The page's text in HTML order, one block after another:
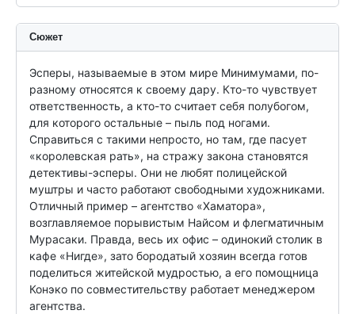
Сюжет
Эсперы, называемые в этом мире Минимумами, по-
разному относятся к своему дару. Кто-то чувствует
ответственность, а кто-то считает себя полубогом,
для которого остальные – пыль под ногами.
Справиться с такими непросто, но там, где пасует
«королевская рать», на стражу закона становятся
детективы-эсперы. Они не любят полицейской
муштры и часто работают свободными художниками.
Отличный пример – агентство «Хаматора»,
возглавляемое порывистым Найсом и флегматичным
Мурасаки. Правда, весь их офис – одинокий столик в
кафе «Нигде», зато бородатый хозяин всегда готов
поделиться житейской мудростью, а его помощница
Конэко по совместительству работает менеджером
агентства.